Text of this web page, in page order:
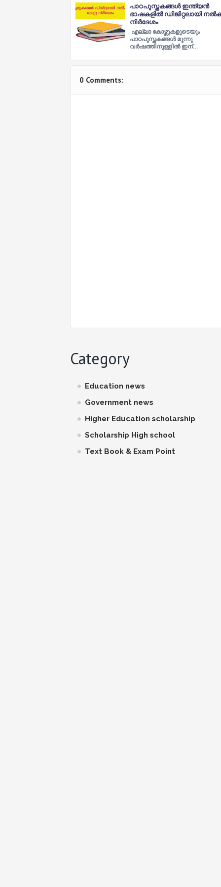
പാഠപുസ്തകങ്ങള്‍ ഇന്ത്യൻ
ഭാഷകളില്‍ ഡിജിറ്റലായി
നിര്‍ദേശം
എല്ലാ കോഴ്സുകളുടെയും
പാഠപുസ്തകങ്ങള്‍ മൂന്നു
വർഷത്തിനുള്ളില്‍ ഇന്…
0 Comments:
Category
Education news
Government news
Higher Education scholarship
Scholarship High school
Text Book & Exam Point